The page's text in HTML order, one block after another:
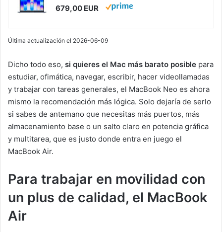
679,00 EUR
Última actualización el 2026-06-09
Dicho todo eso, si quieres el Mac más barato posible para
estudiar, ofimática, navegar, escribir, hacer videollamadas
y trabajar con tareas generales, el MacBook Neo es ahora
mismo la recomendación más lógica. Solo dejaría de serlo
si sabes de antemano que necesitas más puertos, más
almacenamiento base o un salto claro en potencia gráfica
y multitarea, que es justo donde entra en juego el
MacBook Air.
Para trabajar en movilidad con
un plus de calidad, el MacBook
Air